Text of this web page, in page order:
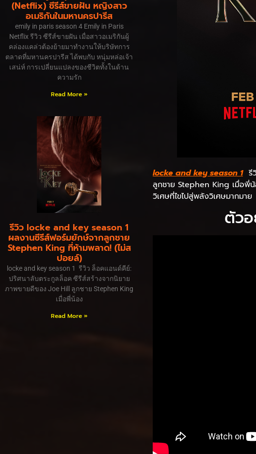
(Netflix) ซีรีส์ขายฝัน หญิงสาว
อเมริกันในมหานครปารีส
emily in paris season 4 Emily in Paris
Netflix รีวิว ซีรีส์ขายฝัน เมื่อสาวอเมริกันผู้
คล่องแคล่วต้องย้ายมาทำงานให้บริษัทการ
ตลาดที่มหานครปารีส ได้พบกับ หนุ่มหล่อเจ้า
เสน่ห์ การเปลี่ยนแปลงของชีวิตทั้งในด้าน
ความรัก
Read More »
รีวิว locke and key season 1
ผลงานซีรีส์ฟอร์มยักษ์จากลูกชาย
Stephen King ที่ห้ามพลาด! (ไม่ส
ปอยล์)
locke and key season 1 รีวิว ล็อคแอนด์คีย์:
ปริศนาลับตระกูลล็อค ซีรีส์สร้างจากนิยาย
ภาพขายดีของ Joe Hill ลูกชาย Stephen King
เมื่อพี่น้อง
Read More »
locke and key season 1รีวิ
ลูกชาย Stephen King เมื่อพี่
วิเศษที่ไขไปสู่พลังวิเศษมากมาย
ตัว